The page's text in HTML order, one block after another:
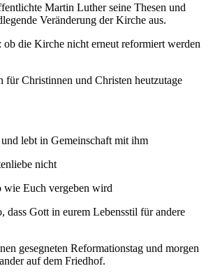
Martin Luther seine Thesen und
Veränderung der Kirche aus.
die Kirche nicht erneut reformiert werden
für Christinnen und Christen heutzutage
lebt in Gemeinschaft mit ihm
nicht
wie Euch vergeben wird
dass Gott in eurem Lebensstil für andere
gesegneten Reformationstag und morgen
auf dem Friedhof.